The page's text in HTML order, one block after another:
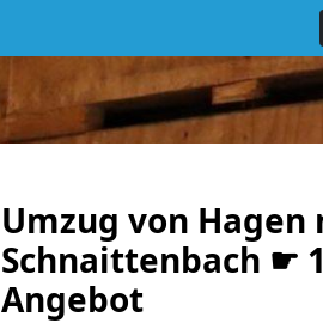
Umzug von Hagen
Schnaittenbach ☛
Angebot